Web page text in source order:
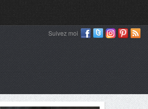
Suivez moi